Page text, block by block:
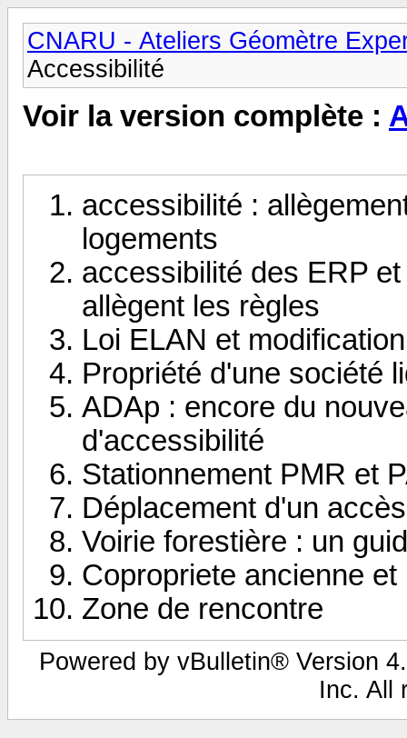
CNARU - Ateliers Géomètre
Accessibilité
Voir la version complète :
accessibilité :
logements
accessibilité des ERP
allègent les règles
Loi ELAN et
Propriété d'une société
ADAp : encore du
d'accessibilité
Stationnement PMR et
Déplacement d'un
Voirie forestière : un
Copropriete ancienne et
Zone de rencontre
Powered by vBulletin® Version
Inc. All